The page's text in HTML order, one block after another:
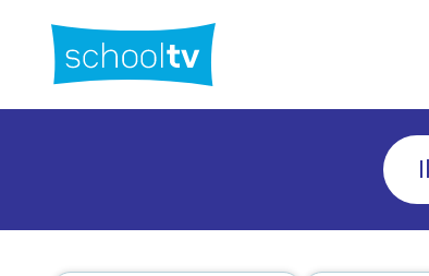
hoofdinhoud